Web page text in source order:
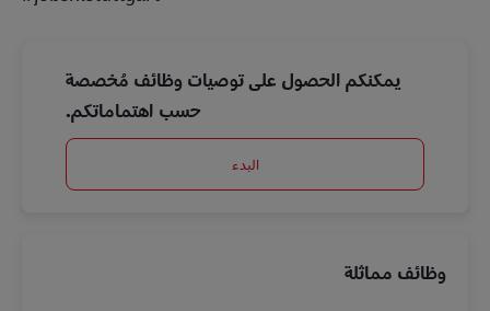
يمكنكم الحصول على توصيات وظائف مُخصصة
حسب اهتماماتكم.
البدء
وظائف مماثلة